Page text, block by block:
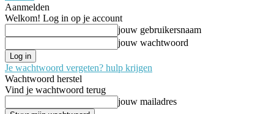
Aanmelden
Welkom! Log in op je account
jouw gebruikersnaam
jouw wachtwoord
Je wachtwoord vergeten? hulp krijgen
Wachtwoord herstel
Vind je wachtwoord terug
jouw mailadres